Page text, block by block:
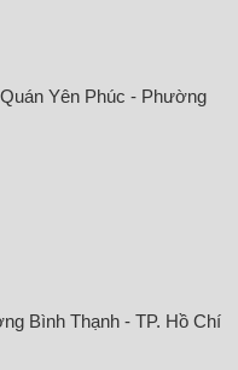
Yên Phúc - Phường
Bình Thạnh - TP. Hồ Chí